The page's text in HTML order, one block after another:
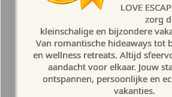
LOVE
zorg
kleinschalige en bijzondere
Van romantische hideaways tot
en wellness retreats. Altijd
aandacht voor elkaar. Jouw
ontspannen, persoonlijke en
vakanties.